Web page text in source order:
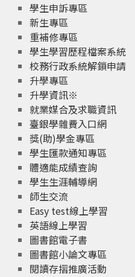
學生申訴專區
新生專區
重補修專區
學生學習歷程檔案系統
校務行政系統解鎖申請
升學專區
升學資訊※
就業媒合及求職資訊
臺銀學雜費入口網
獎(助)學金專區
學生匯款通知專區
體適能成績查詢
學生生涯輔導網
師生交流
Easy test線上學習
英語線上學習
圖書館電子書
圖書館小論文專區
閱讀存摺推廣活動